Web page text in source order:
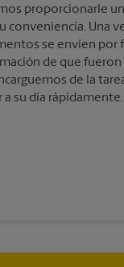
proporcionarle
conveniencia. Una
se envíen por
de que
de la
a su día rápidamente.